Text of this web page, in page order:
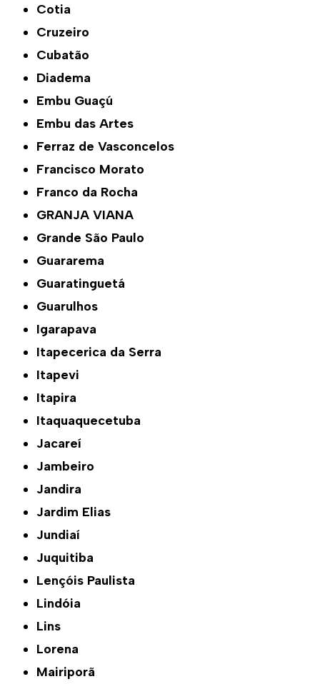
Cotia
Cruzeiro
Cubatão
Diadema
Embu Guaçú
Embu das Artes
Ferraz de Vasconcelos
Francisco Morato
Franco da Rocha
GRANJA VIANA
Grande São Paulo
Guararema
Guaratinguetá
Guarulhos
Igarapava
Itapecerica da Serra
Itapevi
Itapira
Itaquaquecetuba
Jacareí
Jambeiro
Jandira
Jardim Elias
Jundiaí
Juquitiba
Lençóis Paulista
Lindóia
Lins
Lorena
Mairiporã